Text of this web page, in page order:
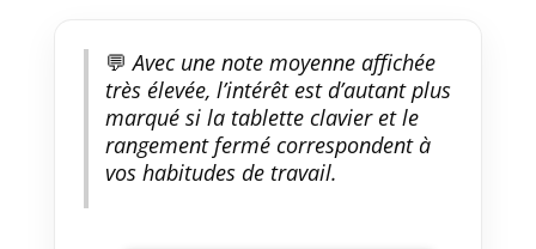
💬 Avec une note moyenne affichée
très élevée, l’intérêt est d’autant plus
marqué si la tablette clavier et le
rangement fermé correspondent à
vos habitudes de travail.